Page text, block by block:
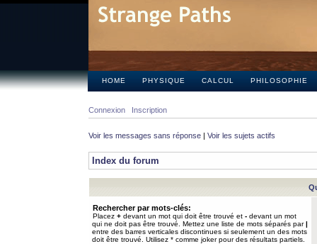
HOME PHYSIQUE CALCUL PHILOSOPHIE
Connexion Inscription
Voir les messages sans réponse | Voir les sujets actifs
Index du forum
Rechercher par mots-clés:
Placez + devant un mot qui doit être trouvé et - devant un mot
qui ne doit pas être trouvé. Mettez une liste de mots séparés par|
entre des barres verticales discontinues si seulement un des mots
doit être trouvé. Utilisez * comme joker pour des résultats partiels.